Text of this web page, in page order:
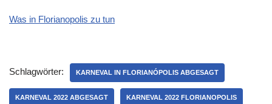
Was in Florianopolis zu tun
Schlagwörter: KARNEVAL IN FLORIANÓPOLIS ABGESAGT
KARNEVAL 2022 ABGESAGT KARNEVAL 2022 FLORIANOPOLIS